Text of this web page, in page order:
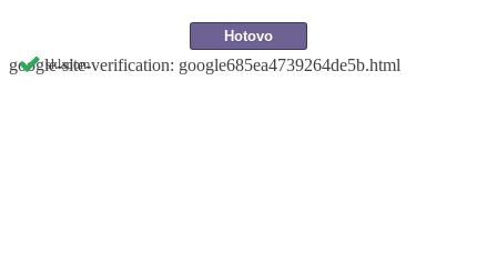
skladom
google-site-verification: google685ea4739264de5b.html